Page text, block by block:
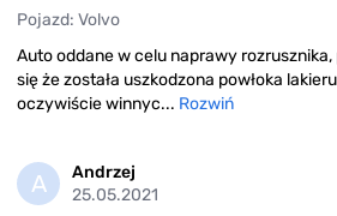
Pojazd: Volvo
Auto oddane w celu naprawy rozrusznika,
się że została uszkodzona powłoka
oczywiście winnyc... Rozwiń
A
Andrzej
25.05.2021